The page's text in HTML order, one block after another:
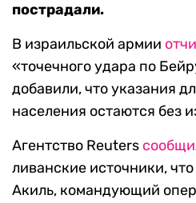
пострадали.
В израильской армии
«точечного удара по
добавили, что указания
населения остаются без
Агентство Reuters
ливанские источники,
Акиль, командующий